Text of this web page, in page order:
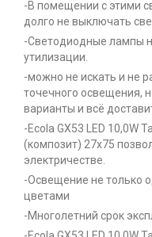
-В помещении с этими
долго не выключать
-Светодиодные лампы
утилизации.
-можно не искать и не
точечного освещения,
варианты и всё
-Ecola GX53 LED 10,0W
(композит) 27x75
электричестве.
-Освещение не только
цветами
-Многолетний срок